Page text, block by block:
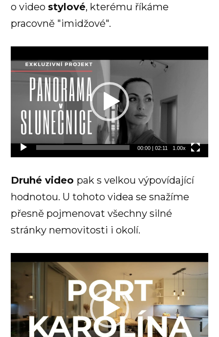
o video stylové, kterému říkáme
pracovně "imidžové".
přehrávač
00:00| 02:11 1.00x
Druhé video pak s velkou výpovídající
hodnotou. U tohoto videa se snažíme
přesně pojmenovat všechny silné
stránky nemovitosti i okolí.
přehrávač